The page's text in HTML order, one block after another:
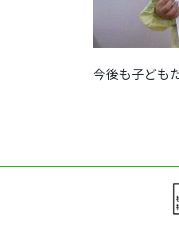
今後も子ども